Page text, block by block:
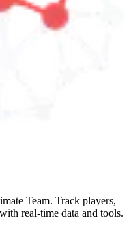
Team. Track players,
real-time data and tools.